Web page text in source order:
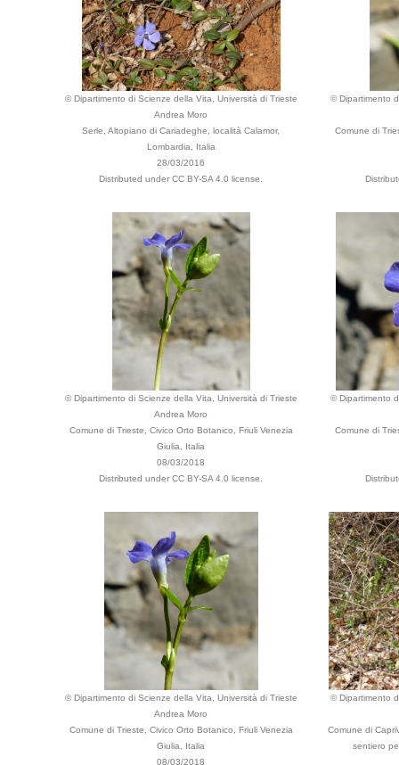
© Dipartimento di Scienze della Vita, Università di Trieste
Andrea Moro
Serle, Altopiano di Cariadeghe, località Calamor,
Lombardia, Italia
28/03/2016
Distributed under CC BY-SA 4.0 license.
© Dipartimento
Comune di
© Dipartimento di Scienze della Vita, Università di Trieste
Andrea Moro
Comune di Trieste, Civico Orto Botanico, Friuli Venezia
Giulia, Italia
08/03/2018
Distributed under CC BY-SA 4.0 license.
© Dipartimento
Comune di
© Dipartimento di Scienze della Vita, Università di Trieste
Andrea Moro
Comune di Trieste, Civico Orto Botanico, Friuli Venezia
Giulia, Italia
08/03/2018
© Dipartimento
Comune di
sentiero